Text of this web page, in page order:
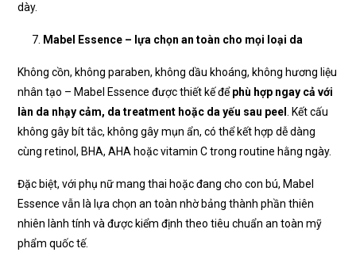
dày.
Mabel Essence – lựa chọn an toàn cho mọi loại da
Không cồn, không paraben, không dầu khoáng, không hương liệu
nhân tạo – Mabel Essence được thiết kế đểphù hợp ngay cả với
làn da nhạy cảm, da treatment hoặc da yếu sau peel
. Kết cấu
không gây bít tắc, không gây mụn ẩn, có thể kết hợp dễ dàng
cùng retinol, BHA, AHA hoặc vitamin C trong routine hằng ngày.
Đặc biệt, với phụ nữ mang thai hoặc đang cho con bú, Mabel
Essence vẫn là lựa chọn an toàn nhờ bảng thành phần thiên
nhiên lành tính và được kiểm định theo tiêu chuẩn an toàn mỹ
phẩm quốc tế.